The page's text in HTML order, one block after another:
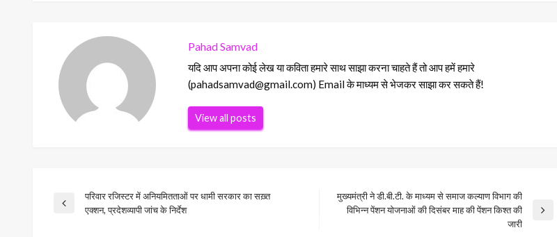
Pahad Samvad
यदि आप अपना कोई लेख या कविता हमारे साथ साझा करना चाहते हैं तो आप हमें हमारे
(pahadsamvad@gmail.com) Email के माध्यम से भेजकर साझा कर सकते हैं!
View all posts
Post
Previous
परिवार रजिस्टर में अनियमितताओं पर धामी सरकार का सख़्त
एक्शन, प्रदेशव्यापी जांच के निर्देश
Next
मुख्यमंत्री ने डी.बी.टी. के माध्यम से समाज कल्याण विभाग की
विभिन्न पेंशन योजनाओं की दिसंबर माह की पेंशन किश्त की
जारी